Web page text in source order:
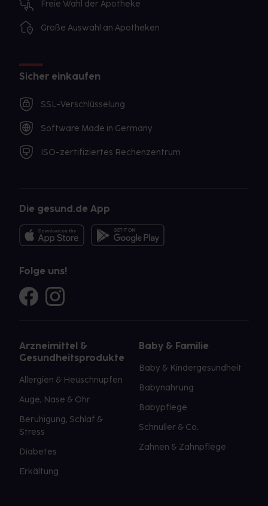
Freie Wahl der Apotheke
Große Auswahl an Apotheken
Sicher einkaufen
SSL-Verschlüsselung
Software Made in Germany
ISO-zertifiziertes Rechenzentrum
Die gesund.de App
Folge uns!
Arzneimittel &
Gesundheitsprodukte
Allergien & Heuschnupfen
Auge, Nase & Ohr
Beruhigung, Schlaf &
Stress
Diabetes
Erkältung
Baby & Familie
Baby & Kindergesundheit
Babynahrung
Babypflege
Schnuller & Co.
Zahnen & Zahnpflege